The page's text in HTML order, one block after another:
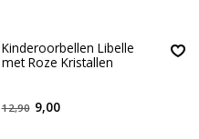
Kinderoorbellen Libelle
met Roze Kristallen
12,90 9,00